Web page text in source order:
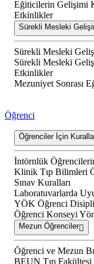
Eğiticilerin Gelişimi
Etkinlikler
Sürekli Mesleki
Sürekli Mesleki
Sürekli Mesleki
Etkinlikler
Mezuniyet Sonrası
Öğrenci
Öğrenciler İçin
İntörnlük
Klinik Tıp Bilimleri
Sınav Kuralları
Laboratuvarlarda
YÖK Öğrenci
Öğrenci Konseyi
Mezun Öğrenciler
Öğrenci ve Mezun
BEUN Tıp Fakültesi